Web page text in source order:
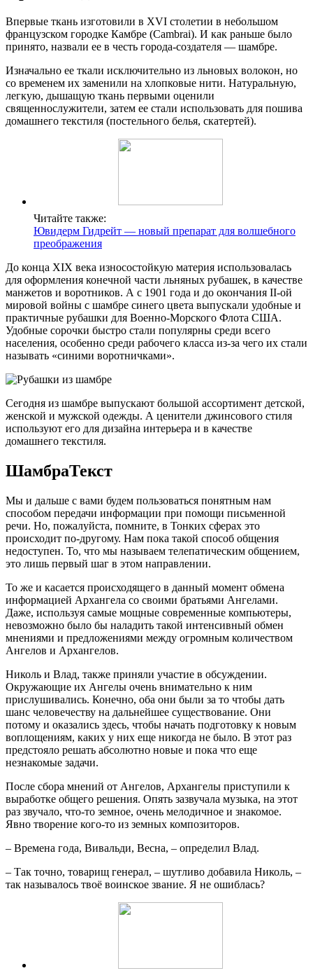
Впервые ткань изготовили в XVI столетии в небольшом
французском городке Камбре (Cambrai). И как раньше было
принято, назвали ее в честь города-создателя — шамбре.
Изначально ее ткали исключительно из льновых волокон, но
со временем их заменили на хлопковые нити. Натуральную,
легкую, дышащую ткань первыми оценили
священнослужители, затем ее стали использовать для пошива
домашнего текстиля (постельного белья, скатертей).
Читайте также:
Ювидерм Гидрейт — новый препарат для волшебного
преображения
До конца XIX века износостойкую материя использовалась
для оформления конечной части льняных рубашек, в качестве
манжетов и воротников. А с 1901 года и до окончания II-ой
мировой войны с шамбре синего цвета выпускали удобные и
практичные рубашки для Военно-Морского Флота США.
Удобные сорочки быстро стали популярны среди всего
населения, особенно среди рабочего класса из-за чего их стали
называть «синими воротничками».
Сегодня из шамбре выпускают большой ассортимент детской,
женской и мужской одежды. А ценители джинсового стиля
используют его для дизайна интерьера и в качестве
домашнего текстиля.
ШамбраТекст
Мы и дальше с вами будем пользоваться понятным нам
способом передачи информации при помощи письменной
речи. Но, пожалуйста, помните, в Тонких сферах это
происходит по-другому. Нам пока такой способ общения
недоступен. То, что мы называем телепатическим общением,
это лишь первый шаг в этом направлении.
То же и касается происходящего в данный момент обмена
информацией Архангела со своими братьями Ангелами.
Даже, используя самые мощные современные компьютеры,
невозможно было бы наладить такой интенсивный обмен
мнениями и предложениями между огромным количеством
Ангелов и Архангелов.
Николь и Влад, также приняли участие в обсуждении.
Окружающие их Ангелы очень внимательно к ним
прислушивались. Конечно, оба они были за то чтобы дать
шанс человечеству на дальнейшее существование. Они
потому и оказались здесь, чтобы начать подготовку к новым
воплощениям, каких у них еще никогда не было. В этот раз
предстояло решать абсолютно новые и пока что еще
незнакомые задачи.
После сбора мнений от Ангелов, Архангелы приступили к
выработке общего решения. Опять зазвучала музыка, на этот
раз звучало, что-то земное, очень мелодичное и знакомое.
Явно творение кого-то из земных композиторов.
– Времена года, Вивальди, Весна, – определил Влад.
– Так точно, товарищ генерал, – шутливо добавила Николь, –
так называлось твоё воинское звание. Я не ошиблась?